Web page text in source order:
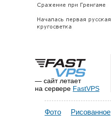
— сайт летает
на сервере FastVPS
Фото Рисованное